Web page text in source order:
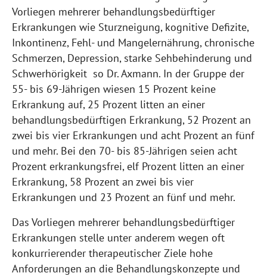
Vorliegen mehrerer behandlungsbedürftiger
Erkrankungen wie Sturzneigung, kognitive Defizite,
Inkontinenz, Fehl- und Mangelernährung, chronische
Schmerzen, Depression, starke Sehbehinderung und
Schwerhörigkeit so Dr. Axmann. In der Gruppe der
55- bis 69-Jährigen wiesen 15 Prozent keine
Erkrankung auf, 25 Prozent litten an einer
behandlungsbedürftigen Erkrankung, 52 Prozent an
zwei bis vier Erkrankungen und acht Prozent an fünf
und mehr. Bei den 70- bis 85-Jährigen seien acht
Prozent erkrankungsfrei, elf Prozent litten an einer
Erkrankung, 58 Prozent an zwei bis vier
Erkrankungen und 23 Prozent an fünf und mehr.
Das Vorliegen mehrerer behandlungsbedürftiger
Erkrankungen stelle unter anderem wegen oft
konkurrierender therapeutischer Ziele hohe
Anforderungen an die Behandlungskonzepte und